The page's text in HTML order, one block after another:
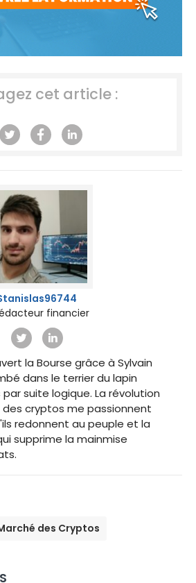
cet article :
financier
la Bourse grâce à Sylvain
dans le terrier du lapin
suite logique. La révolution
des cryptos me passionnent
redonnent au peuple et la
supprime la mainmise
des Cryptos